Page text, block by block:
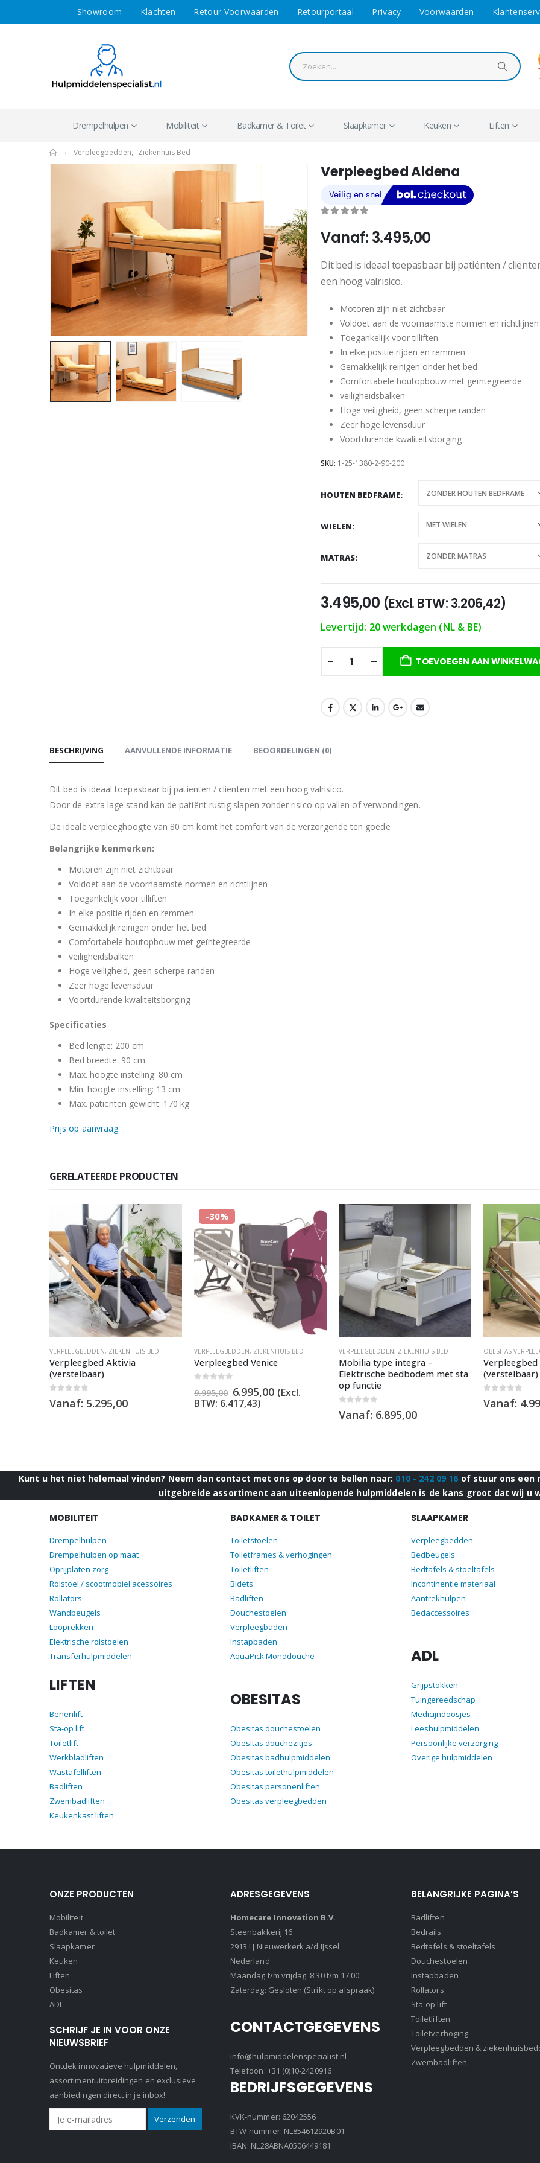
Showroom Klachten Retour Voorwaarden Retourportaal Privacy Voorwaarden
Drempelhulpen Mobiliteit Badkamer & Toilet Slaapkamer Keuken Liften
Verpleegbedden, Ziekenhuis Bed
Verpleegbed Aldena
Vanaf: 3.495,00
Dit bed is ideaal toepasbaar bij patiënten /
een hoog valrisico.
Motoren zijn niet zichtbaar
Voldoet aan de voornaamste normen en richtlijnen
Toegankelijk voor tilliften
In elke positie rijden en remmen
Gemakkelijk reinigen onder het bed
Comfortabele houtopbouw met geïntegreerde
veiligheidsbalken
Hoge veiligheid, geen scherpe randen
Zeer hoge levensduur
Voortdurende kwaliteitsborging
SKU: 1-25-1380-2-90-200
HOUTEN BEDFRAME
WIELEN
MATRAS
3.495,00 (Excl. BTW: 3.206,42)
Levertijd: 20 werkdagen (NL & BE)
TOEVOEGEN AAN
BESCHRIJVING AANVULLENDE INFORMATIE BEOORDELINGEN (0)
Dit bed is ideaal toepasbaar bij patiënten / cliënten met een hoog valrisico.
Door de extra lage stand kan de patiënt rustig slapen zonder risico op vallen of verwondingen.
De ideale verpleeghoogte van 80 cm komt het comfort van de verzorgende ten goede
Belangrijke kenmerken:
Motoren zijn niet zichtbaar
Voldoet aan de voornaamste normen en richtlijnen
Toegankelijk voor tilliften
In elke positie rijden en remmen
Gemakkelijk reinigen onder het bed
Comfortabele houtopbouw met geïntegreerde
veiligheidsbalken
Hoge veiligheid, geen scherpe randen
Zeer hoge levensduur
Voortdurende kwaliteitsborging
Specificaties
Bed lengte: 200 cm
Bed breedte: 90 cm
Max. hoogte instelling: 80 cm
Min. hoogte instelling: 13 cm
Max. patiënten gewicht: 170 kg
Prijs op aanvraag
GERELATEERDE PRODUCTEN
VERPLEEGBEDDEN, ZIEKENHUIS BED
Verpleegbed Aktivia
(verstelbaar)
out of 5
Vanaf: 5.295,00
-30%
VERPLEEGBEDDEN, ZIEKENHUIS BED
Verpleegbed Venice
9.995,00 Oorspronkelijke
prijs
was:
6.995,00Huidige
prijs
(Excl.
BTW: 6.417,43)
VERPLEEGBEDDEN, ZIEKENHUIS BED
Mobilia type integra –
Elektrische bedbodem met sta
op functie
out of 5
Vanaf: 6.895,00
OBESITAS
Verpleegbed
out of 5
Vanaf:
Kunt u het niet helemaal vinden? Neem dan contact met ons op door te bellen naar: 010 - 242 09 16 of stuur ons een
uitgebreide assortiment aan uiteenlopende hulpmiddelen is de kans groot dat wij u
MOBILITEIT
Drempelhulpen
Drempelhulpen op maat
Oprijplaten zorg
Rolstoel / scootmobiel acessoires
Rollators
Wandbeugels
Looprekken
Elektrische rolstoelen
Transferhulpmiddelen
LIFTEN
Benenlift
Sta-op lift
Toiletlift
Werkbladliften
Wastafelliften
Badliften
Zwembadliften
Keukenkast liften
BADKAMER & TOILET
Toiletstoelen
Toiletframes & verhogingen
Toiletliften
Bidets
Badliften
Douchestoelen
Verpleegbaden
Instapbaden
AquaPick Monddouche
OBESITAS
Obesitas douchestoelen
Obesitas douchezitjes
Obesitas badhulpmiddelen
Obesitas toilethulpmiddelen
Obesitas personenliften
Obesitas verpleegbedden
SLAAPKAMER
Verpleegbedden
Bedbeugels
Bedtafels & stoeltafels
Incontinentie materiaal
Aantrekhulpen
Bedaccessoires
ADL
Grijpstokken
Tuingereedschap
Medicijndoosjes
Leeshulpmiddelen
Persoonlijke verzorging
Overige hulpmiddelen
ONZE PRODUCTEN
Mobiliteit
Badkamer & toilet
Slaapkamer
Keuken
Liften
Obesitas
ADL
SCHRIJF JE IN VOOR ONZE
NIEUWSBRIEF
Ontdek innovatieve hulpmiddelen,
assortimentuitbreidingen en exclusieve
aanbiedingen direct in je inbox!
ADRESGEGEVENS
Homecare Innovation B.V.
Steenbakkerij 16
2913 LJ Nieuwerkerk a/d IJssel
Nederland
Maandag t/m vrijdag: 8:30 t/m 17:00
Zaterdag: Gesloten (Strikt op afspraak)
CONTACTGEGEVENS
info@hulpmiddelenspecialist.nl
Telefoon: +31 (0)10-2420916
BEDRIJFSGEGEVENS
KVK-nummer: 62042556
BTW-nummer: NL854612920B01
IBAN: NL28ABNA0506449181
BELANGRIJKE PAGINA’S
Badliften
Bedrails
Bedtafels & stoeltafels
Douchestoelen
Instapbaden
Rollators
Sta-op lift
Toiletliften
Toiletverhoging
Verpleegbedden &
Zwembadliften